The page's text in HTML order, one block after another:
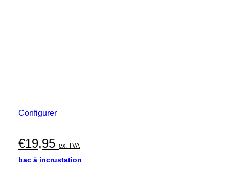
Configurer
€19,95 ex. TVA
bac à incrustation